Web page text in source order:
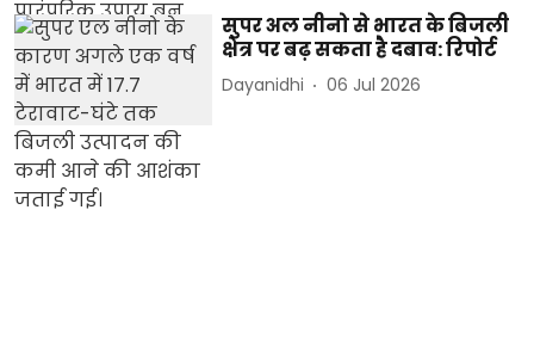
सुपर अल नीनो से भारत के बिजली
क्षेत्र पर बढ़ सकता है दबाव: रिपोर्ट
Dayanidhi 06 Jul 2026